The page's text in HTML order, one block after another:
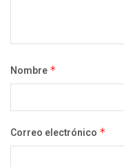
Nombre *
Correo electrónico *